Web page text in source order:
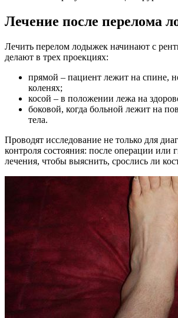
Лечение после перелома
Лечить перелом лодыжек начинают с
делают в трех проекциях:
прямой – пациент лежит на спине,
коленях;
косой – в положении лежа на
боковой, когда больной лежит на
тела.
Проводят исследование не только для
контроля состояния: после операции или
лечения, чтобы выяснить, срослись ли